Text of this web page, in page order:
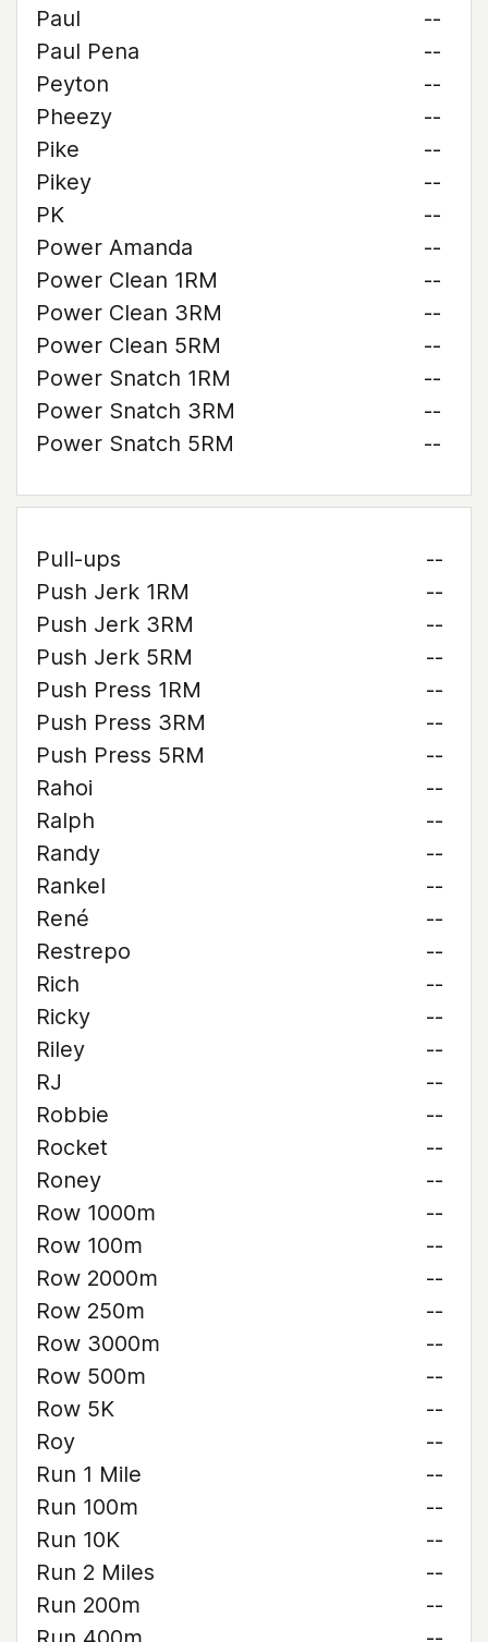
Paul
--
Paul Pena
--
Peyton
--
Pheezy
--
Pike
--
Pikey
--
PK
--
Power Amanda
--
Power Clean 1RM
--
Power Clean 3RM
--
Power Clean 5RM
--
Power Snatch 1RM
--
Power Snatch 3RM
--
Power Snatch 5RM
--
Pull-ups
--
Push Jerk 1RM
--
Push Jerk 3RM
--
Push Jerk 5RM
--
Push Press 1RM
--
Push Press 3RM
--
Push Press 5RM
--
Rahoi
--
Ralph
--
Randy
--
Rankel
--
René
--
Restrepo
--
Rich
--
Ricky
--
Riley
--
RJ
--
Robbie
--
Rocket
--
Roney
--
Row 1000m
--
Row 100m
--
Row 2000m
--
Row 250m
--
Row 3000m
--
Row 500m
--
Row 5K
--
Roy
--
Run 1 Mile
--
Run 100m
--
Run 10K
--
Run 2 Miles
--
Run 200m
--